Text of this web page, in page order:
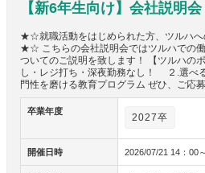
【新6年生向け】会社説明会
★☆就職活動をはじめられた方、ツルハへ
★☆ こちらの会社説明会ではツルハでの
ついてのご説明を致します！ 【ツルハ
し・レジ打ち・深夜勤務なし！ ２.選
門性を磨ける教育プログラム ぜひ、ご応
卒業年度
2027卒
開催日時 2026/07/21 14：00